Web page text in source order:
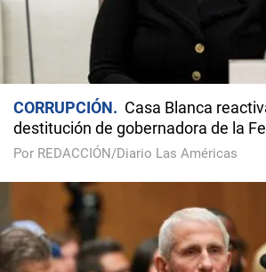
CORRUPCIÓN
Casa Blanca
destitución de gobernadora de la
Por REDACCIÓN/Diario Las Américas